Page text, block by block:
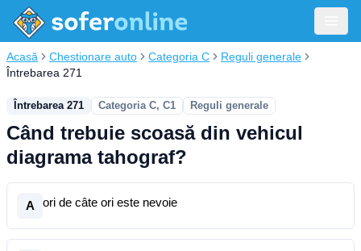
Acasă Chestionare auto Categoria C
Reguli generale
Întrebarea 271
Întrebarea 271 Categoria C, C1 Reguli generale
Când trebuie scoasă din vehicul
diagrama tahograf?
A ori de câte ori este nevoie